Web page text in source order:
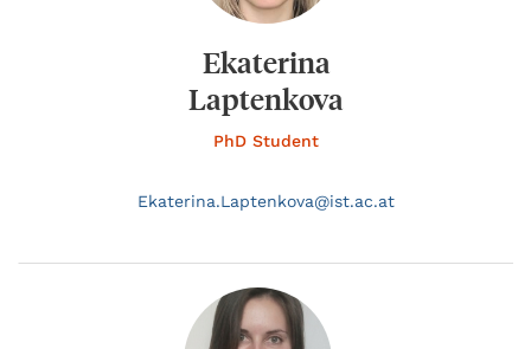
Ekaterina
Laptenkova
PhD Student
Ekaterina.Laptenkova@ist.ac.at